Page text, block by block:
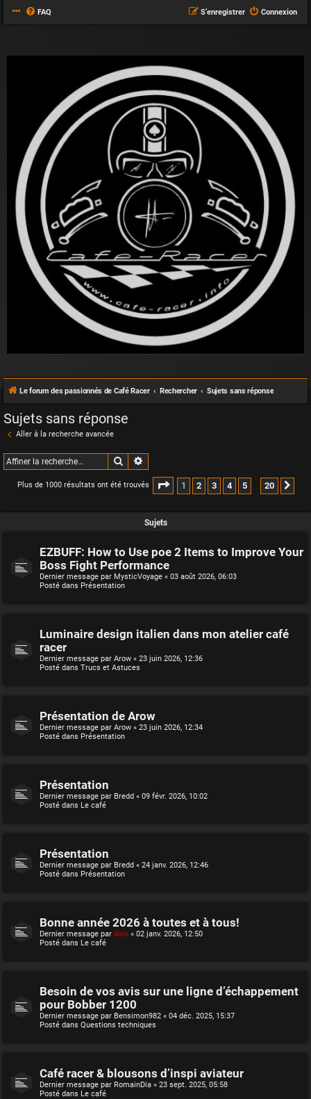
FAQ Connexion
S’enregistrer
Le forum des passionnés de Café Racer Rechercher Sujets sans réponse
Sujets sans réponse
Aller à la recherche avancée
Rechercher
Plus de 1000 résultats ont été trouvés Page 1sur20
1 2 3 4 5 20
Sujets
EZBUFF: How to Use poe 2 Items to Improve Your
Boss Fight Performance
Dernier message par MysticVoyage « 03 août 2026, 06:03
Posté dans Présentation
Luminaire design italien dans mon atelier café
racer
Dernier message par Arow « 23 juin 2026, 12:36
Posté dans Trucs et Astuces
Présentation de Arow
Dernier message par Arow « 23 juin 2026, 12:34
Posté dans Présentation
Présentation
Dernier message par Bredd « 09 févr. 2026, 10:02
Posté dans Le café
Présentation
Dernier message par Bredd « 24 janv. 2026, 12:46
Posté dans Présentation
Bonne année 2026 à toutes et à tous!
Dernier message par dalo « 02 janv. 2026, 12:50
Posté dans Le café
Besoin de vos avis sur une ligne d’échappement
pour Bobber 1200
Dernier message par Bensimon982 « 04 déc. 2025, 15:37
Posté dans Questions techniques
Café racer & blousons d’inspi aviateur
Dernier message par RomainDia « 23 sept. 2025, 05:58
Posté dans Le café